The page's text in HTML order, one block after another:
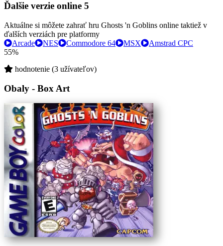
Ďalšie verzie online 5
Aktuálne si môžete zahrať hru Ghosts 'n Goblins online taktiež v
ďalších verziách pre platformy
Arcade
NES Commodore 64 MSX
Amstrad CPC
55%
hodnotenie (3 užívateľov)
Obaly - Box Art